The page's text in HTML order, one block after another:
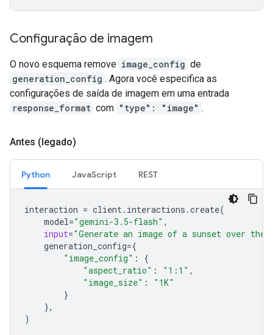
Configuração de imagem
O novo esquema remove image_config de
generation_config . Agora você especifica as
configurações de saída de imagem em uma entrada
response_format com "type": "image" .
Antes (legado)
Python JavaScript REST
interaction = client. interactions .create(
model="gemini-3.5-flash" ,
input="Generate an image of a sunset over the
generation_config={
"image_config" :
{
"aspect_ratio" : "1:1" ,
"image_size" :
"1K"
}
},
)